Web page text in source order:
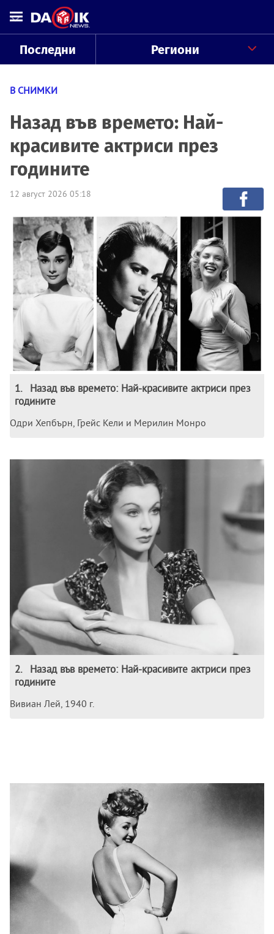
Последни Региони
В СНИМКИ
Назад във времето: Най-
красивите актриси през
годините
12 август 2026 05:18
1.
Назад във времето: Най-красивите актриси през
годините
Одри Хепбърн, Грейс Кели и Мерилин Монро
2.
Назад във времето: Най-красивите актриси през
годините
Вивиан Лей, 1940 г.